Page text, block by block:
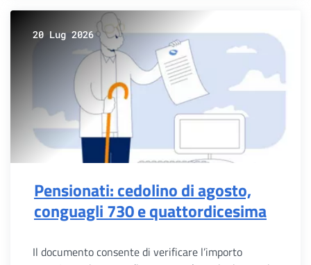
20 Lug 2026
Pensionati: cedolino di agosto,
conguagli 730 e quattordicesima
Il documento consente di verificare l’importo